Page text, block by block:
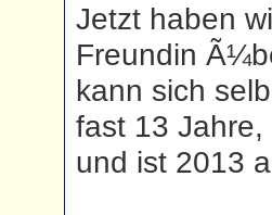
Jetzt haben
Freundin
kann sich
fast 13
und ist 2013